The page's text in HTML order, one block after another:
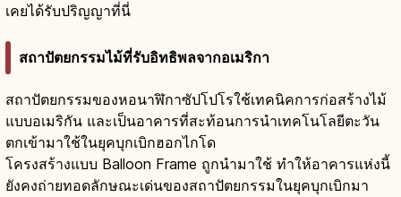
เคยได้รับปริญญาที่นี่
สถาปัตยกรรมไม้ที่รับอิทธิพลจากอเมริกา
สถาปัตยกรรมของหอนาฬิกาซัปโปโรใช้เทคนิคการก่อสร้างไม้
แบบอเมริกัน และเป็นอาคารที่สะท้อนการนำเทคโนโลยีตะวัน
ตกเข้ามาใช้ในยุคบุกเบิกฮอกไกโด
โครงสร้างแบบ Balloon Frame ถูกนำมาใช้ ทำให้อาคารแห่งนี้
ยังคงถ่ายทอดลักษณะเด่นของสถาปัตยกรรมในยุคบุกเบิกมา